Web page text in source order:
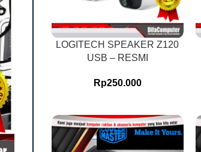
LOGITECH SPEAKER Z120
USB – RESMI
Rp250.000